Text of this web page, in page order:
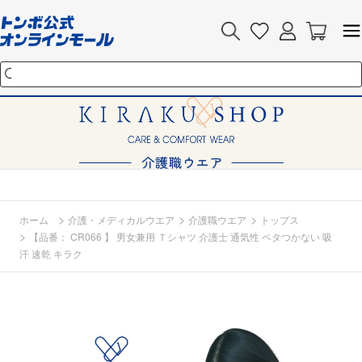
ホーム > 介護・メディカルウエア > 介護職ウエア > トップス
>
【品番： CR066 】 男女兼用 Ｔシャツ 介護士 通気性 ベタつかない 吸
汗 速乾 キラク